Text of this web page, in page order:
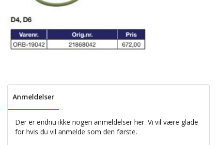
Anmeldelser
Der er endnu ikke nogen anmeldelser her. Vi vil være glade
for hvis du vil anmelde som den første.